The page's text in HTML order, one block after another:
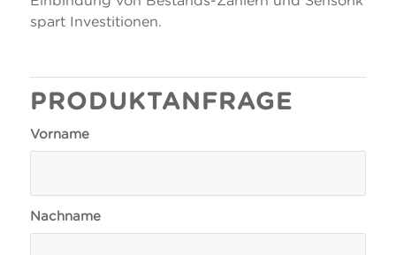
spart Investitionen.
PRODUKTANFRAGE
Vorname
Nachname